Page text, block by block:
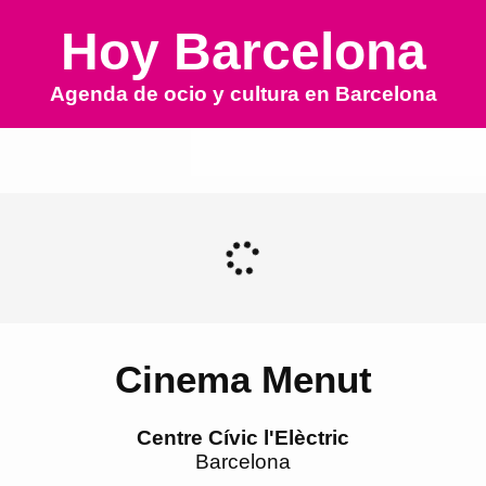
Hoy Barcelona
Agenda de ocio y cultura en Barcelona
Cinema Menut
Centre Cívic l'Elèctric
Barcelona